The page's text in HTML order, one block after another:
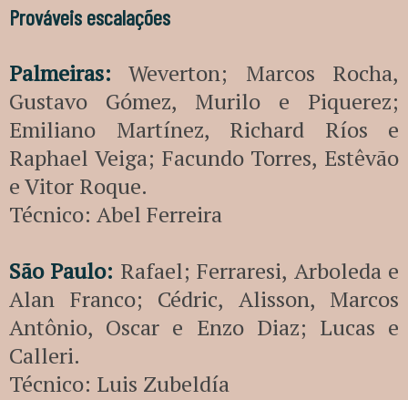
Prováveis escalações
Palmeiras: Weverton; Marcos Rocha,
Gustavo Gómez, Murilo e Piquerez;
Emiliano Martínez, Richard Ríos e
Raphael Veiga; Facundo Torres, Estêvão
e Vitor Roque.
Técnico: Abel Ferreira
São Paulo: Rafael; Ferraresi, Arboleda e
Alan Franco; Cédric, Alisson, Marcos
Antônio, Oscar e Enzo Diaz; Lucas e
Calleri.
Técnico: Luis Zubeldía